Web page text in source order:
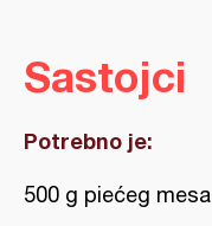
Sastojci
Potrebno je:
500 g piećeg mesa